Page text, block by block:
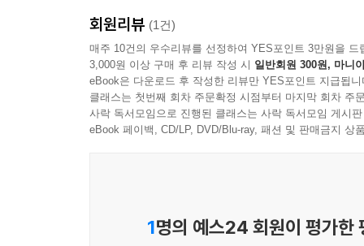
회원리뷰 (1건)
매주 10건의 우수리뷰를 선정하여 YES포인트 3만원을 드
3,000원 이상 구매 후 리뷰 작성 시 일반회원 300원, 마니
eBook은 다운로드 후 작성한 리뷰만 YES포인트 지급됩니
클래스는 첫번째 회차 주문확정 시점부터 마지막 회차 주
사락 독서모임으로 진행된 클래스는 사락 독서모임 게시
eBook 페이백, CD/LP, DVD/Blu-ray, 패션 및 판매금지 상
1명의 예스24 회원이 평가한